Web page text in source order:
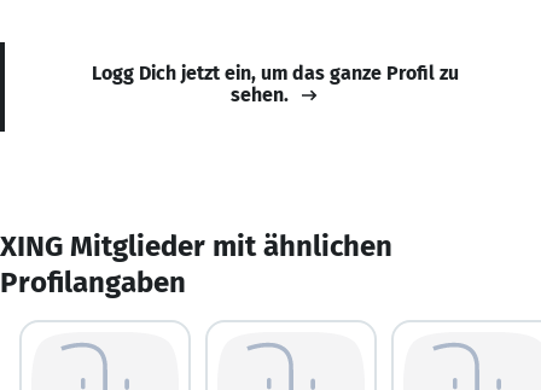
Logg Dich jetzt ein, um das ganze Profil zu
sehen.
XING Mitglieder mit ähnlichen
Profilangaben